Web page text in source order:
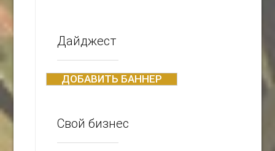
Дайджест
ДОБАВИТЬ БАННЕР
Свой бизнес